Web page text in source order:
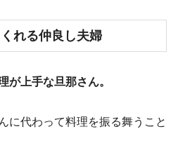
れる仲良し夫婦
が上手な旦那さん。
に代わって料理を振る舞うこと